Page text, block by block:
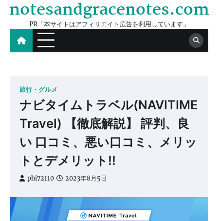
Skip
content
notesandgracenotes.com
PR「本サイトはアフィリエイト広告を利用しています」
旅行・グルメ
ナビタイムトラベル(NAVITIME
Travel) 【徹底解説】 評判、良
い 口コミ、悪い口コミ、メリッ
トとデメリット!!
phi72110 2023年8月5日